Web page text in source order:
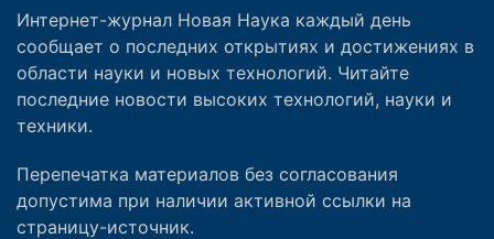
Интернет-журнал Новая Наука каждый день
сообщает о последних открытиях и достижениях в
области науки и новых технологий. Читайте
последние новости высоких технологий, науки и
техники.
Перепечатка материалов без согласования
допустима при наличии активной ссылки на
страницу-источник.